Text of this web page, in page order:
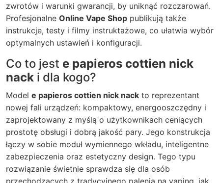
zwrotów i warunki gwarancji, by uniknąć rozczarowań.
Profesjonalne Online Vape Shop publikują także
instrukcje, testy i filmy instruktażowe, co ułatwia wybór
optymalnych ustawień i konfiguracji.
Co to jest e papieros cottien nick
nack i dla kogo?
Model e papieros cottien nick nack to reprezentant
nowej fali urządzeń: kompaktowy, energooszczędny i
zaprojektowany z myślą o użytkownikach ceniących
prostotę obsługi i dobrą jakość pary. Jego konstrukcja
łączy w sobie moduł wymiennego wkładu, inteligentne
zabezpieczenia oraz estetyczny design. Tego typu
rozwiązanie świetnie sprawdza się dla osób
przechodzących z tradycyjnego palenia na vaping, jak